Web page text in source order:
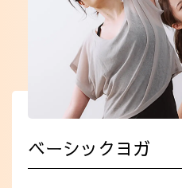
ベーシックヨガ